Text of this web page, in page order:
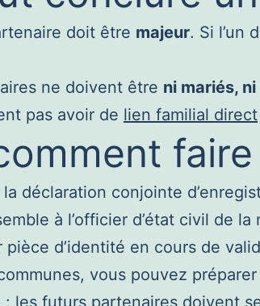
doit être majeur. Si l’un
ne doivent être ni mariés,
pas avoir de lien familial direct
la déclaration conjointe
à l’officier d’état civil de
d’identité en cours de
vous pouvez
: les futurs partenaires doivent